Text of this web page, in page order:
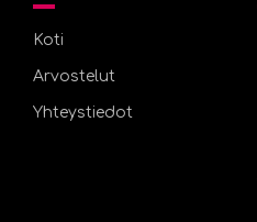
Koti
Arvostelut
Yhteystiedot